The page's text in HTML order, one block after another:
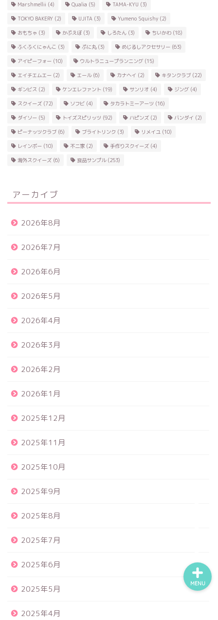
Marshmellii (4) Qualia (5) TAMA-KYU (3)
TOKYO BAKERY (2) UJITA (3) Yumeno Squishy (2)
おもちゃ (3) かぷえぼ (3) しろたん (3) ちいかわ (18)
ふくふくにゃんこ (3) ぷに丸(3) めじるしアクセサリー (63)
アイピーフォー (10) ウルトラニュープランニング (15)
エイチエムエー (2) エール(6) カナヘイ (2) キタンクラブ (22)
ギンビス (2) ケンエレファント (19) サンリオ (4) ジング (4)
スクイーズ (72) ソフビ (4) タカラトミーアーツ (16)
ダイソー (5) トイズスピリッツ (92) ハピンズ (2) バンダイ (2)
ピーナッツクラブ (6) ブライトリンク (3) リメイユ (10)
レインボー (10) 不二家 (2) 手作りスクイーズ (4)
海外スクイーズ (6) 食品サンプル(253)
アーカイブ
2026年8月
2026年7月
2026年6月
2026年5月
2026年4月
2026年3月
2026年2月
2026年1月
2025年12月
2025年11月
2025年10月
2025年9月
2025年8月
2025年7月
2025年6月
2025年5月
2025年4月
MENU